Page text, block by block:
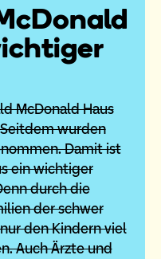
McDonald Haus
wurden
Damit ist
ein wichtiger
durch die
der schwer
den Kindern viel
Auch Ärzte und